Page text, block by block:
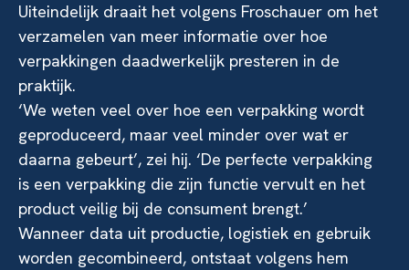
Uiteindelijk draait het volgens Froschauer om het
verzamelen van meer informatie over hoe
verpakkingen daadwerkelijk presteren in de
praktijk.
‘We weten veel over hoe een verpakking wordt
geproduceerd, maar veel minder over wat er
daarna gebeurt’, zei hij. ‘De perfecte verpakking
is een verpakking die zijn functie vervult en het
product veilig bij de consument brengt.’
Wanneer data uit productie, logistiek en gebruik
worden gecombineerd, ontstaat volgens hem